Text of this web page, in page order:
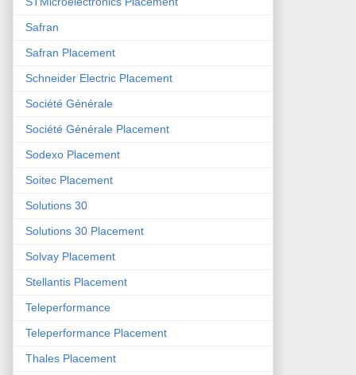
Safran
Safran Placement
Schneider Electric Placement
Société Générale
Société Générale Placement
Sodexo Placement
Soitec Placement
Solutions 30
Solutions 30 Placement
Solvay Placement
Stellantis Placement
Teleperformance
Teleperformance Placement
Thales Placement